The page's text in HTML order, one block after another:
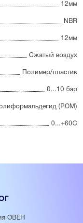
12мм
NBR
12мм
Сжатый воздух
Полимер/пластик
0...10 бар
(POM)
0...+60С
ОВЕН